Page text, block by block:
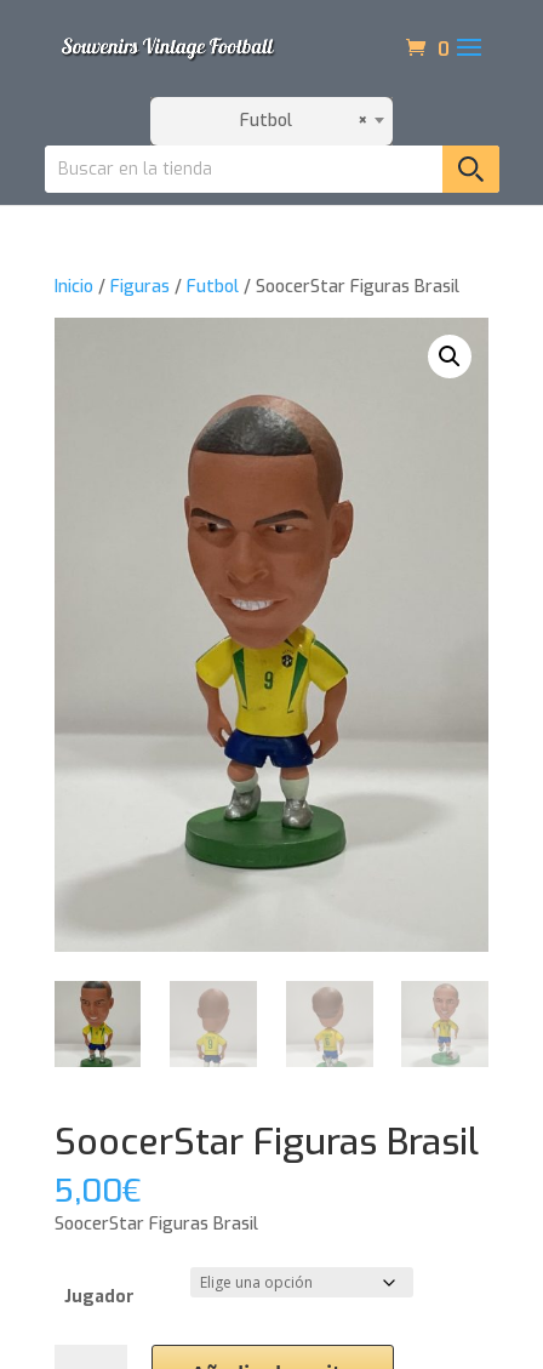
0
×
Futbol
Inicio / Figuras / Futbol/ SoocerStar Figuras Brasil
SoocerStar Figuras Brasil
5,00€
SoocerStar Figuras Brasil
Jugador